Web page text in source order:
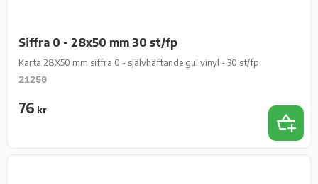
Siffra 0 - 28x50 mm 30 st/fp
Karta 28X50 mm siffra 0 - självhäftande gul vinyl - 30 st/fp
21250
76 kr